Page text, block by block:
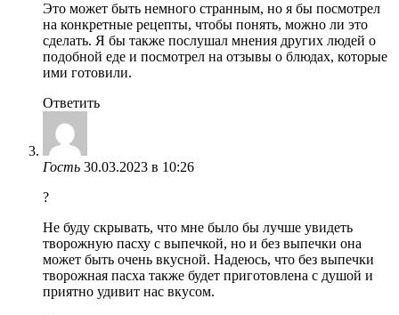
Это может быть немного странным, но я бы посмотрел
на конкретные рецепты, чтобы понять, можно ли это
сделать. Я бы также послушал мнения других людей о
подобной еде и посмотрел на отзывы о блюдах, которые
ими готовили.
Ответить
Гость 30.03.2023 в 10:26
?
Не буду скрывать, что мне было бы лучше увидеть
творожную пасху с выпечкой, но и без выпечки она
может быть очень вкусной. Надеюсь, что без выпечки
творожная пасха также будет приготовлена с душой и
приятно удивит нас вкусом.